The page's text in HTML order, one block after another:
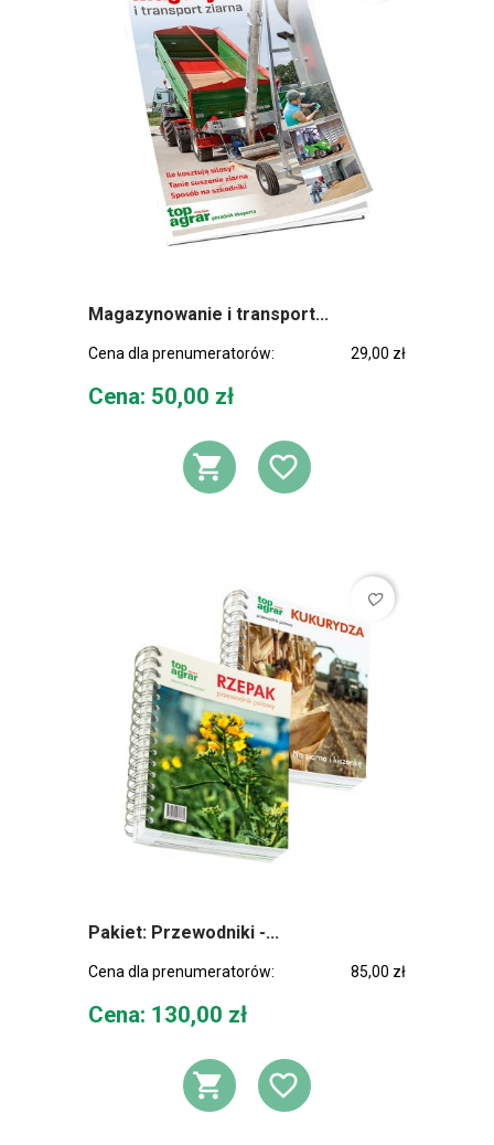
Magazynowanie i transport...
Cena dla prenumeratorów: 29,00 zł
Cena
Cena: 50,00 zł
DODAJ DO
DODAJ DO
favorite_border
Pakiet: Przewodniki -...
Cena dla prenumeratorów: 85,00 zł
Cena
Cena: 130,00 zł
DODAJ DO
DODAJ DO